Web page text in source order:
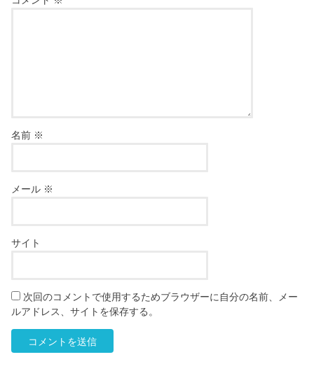
名前 ※
メール ※
サイト
次回のコメントで使用するためブラウザーに自分の名前、メー
ルアドレス、サイトを保存する。